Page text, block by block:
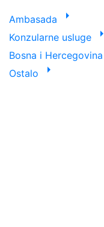
Ambasada arrow_right
Konzularne usluge arrow_right
Bosna i Hercegovina
Ostalo arrow_right